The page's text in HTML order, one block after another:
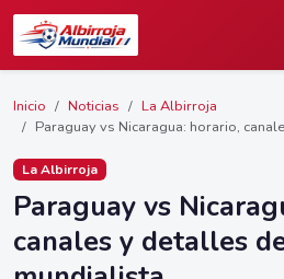
Inicio Noticias
La Albirroja
Paraguay vs Nicaragua: horario,
La Albirroja
Paraguay vs
canales y detalles